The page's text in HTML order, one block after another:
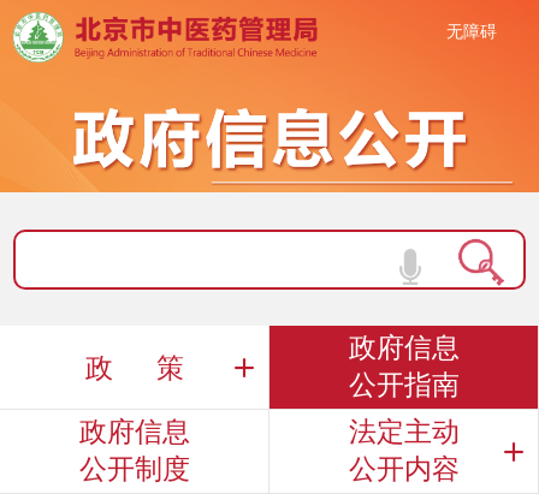
无障碍
政 策
政府信息
公开指南
政府信息
公开制度
法定主动
公开内容